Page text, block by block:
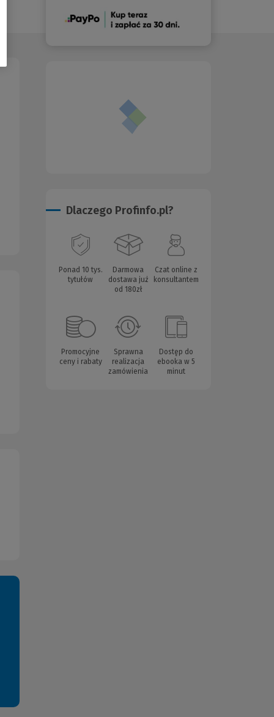
(Nowe
Dlaczego Profinfo.pl?
Ponad 10 tys.
tytułów
Darmowa
dostawa już
od 180zł
Czat online z
konsultantem
Promocyjne
ceny i rabaty
Sprawna
realizacja
zamówienia
Dostęp do
ebooka w 5
minut